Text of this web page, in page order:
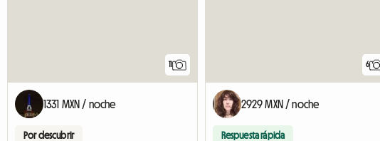
11
1331 MXN / noche
Por descubrir
6
2929 MXN / noche
Respuesta rápida